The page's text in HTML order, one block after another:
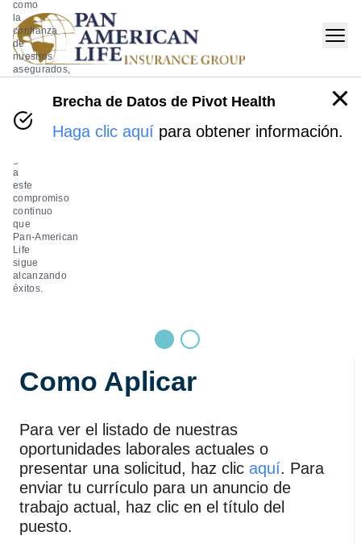
como
la
confianza
de
nuestros
asegurados,
salud
protegemos.
a
este
compromiso
continuo
que
Pan‑American
Life
sigue
alcanzando
éxitos.
Como Aplicar
Para ver el listado de nuestras
oportunidades laborales actuales o
presentar una solicitud, haz clic aquí. Para
enviar tu currículo para un anuncio de
trabajo actual, haz clic en el título del
puesto.
Brecha de Datos de Pivot Health
Haga clic aquí para obtener información.